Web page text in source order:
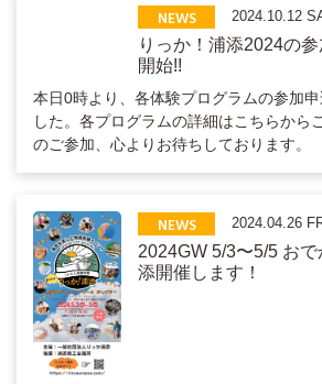
NEWS 2024.10.12
りっか！浦添2024の
開始!!
本日0時より、各体験プログラムの参加
した。各プログラムの詳細はこちらから
のご参加、心よりお待ちしております。
NEWS 2024.04.26
2024GW 5/3〜5/5 お
添開催します！